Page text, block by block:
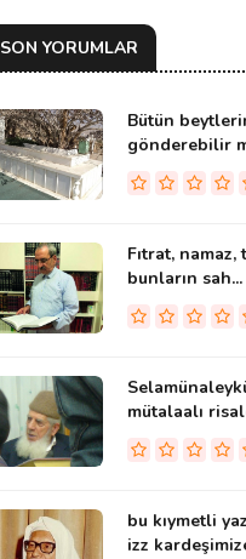
SON YORUMLAR
Bütün
gönderebilir
Fıtrat,
bunların sah...
mütalaalı
bu kıymetli
izz